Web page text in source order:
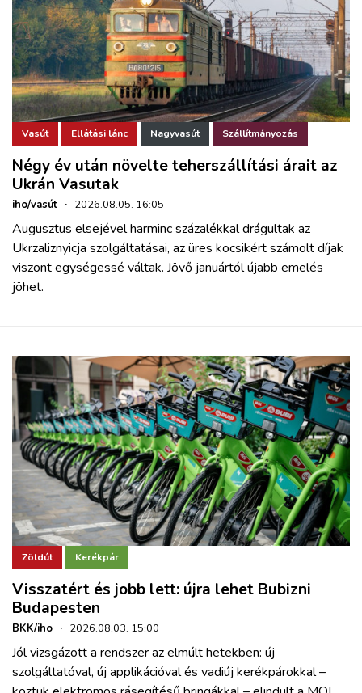
Vasút Ellátási lánc Nagyvasút Szállítmányozás
Négy év után növelte teherszállítási árait az
Ukrán Vasutak
iho/vasút · 2026.08.05. 16:05
Augusztus elsejével harminc százalékkal drágultak az
Ukrzaliznyicja szolgáltatásai, az üres kocsikért számolt díjak
viszont egységessé váltak. Jövő januártól újabb emelés
jöhet.
Zöldút Kerékpár
Visszatért és jobb lett: újra lehet Bubizni
Budapesten
BKK/iho · 2026.08.03. 15:00
Jól vizsgázott a rendszer az elmúlt hetekben: új
szolgáltatóval, új applikációval és vadiúj kerékpárokkal –